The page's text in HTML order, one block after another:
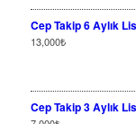
Cep Takip 6 Aylık
13,000₺
Cep Takip 3 Aylık